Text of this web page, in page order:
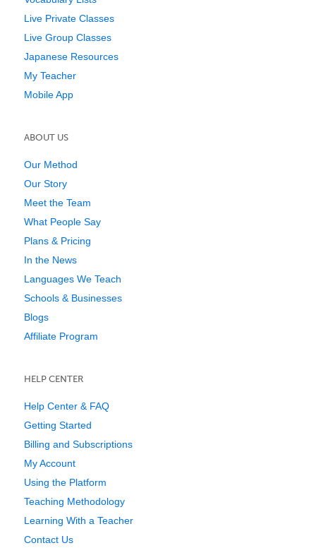
Live Private Classes
Live Group Classes
Japanese Resources
My Teacher
Mobile App
ABOUT US
Our Method
Our Story
Meet the Team
What People Say
Plans & Pricing
In the News
Languages We Teach
Schools & Businesses
Blogs
Affiliate Program
HELP CENTER
Help Center & FAQ
Getting Started
Billing and Subscriptions
My Account
Using the Platform
Teaching Methodology
Learning With a Teacher
Contact Us